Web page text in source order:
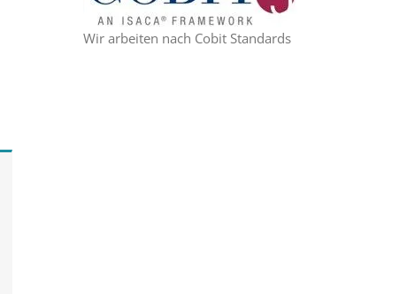
Wir arbeiten nach Cobit Standards